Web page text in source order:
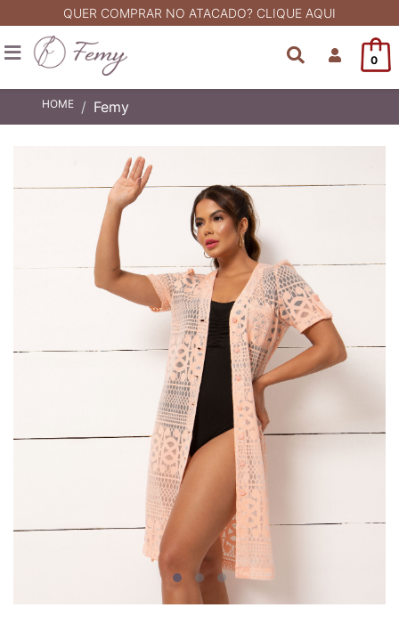
QUER COMPRAR NO ATACADO? CLIQUE AQUI
0
HOME Femy